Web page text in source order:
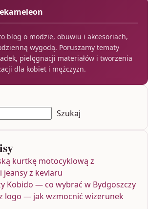
blog o modzie, obuwiu i akcesoriach,
wygodą. Poruszamy tematy
pielęgnacji materiałów i tworzenia
dla kobiet i mężczyzn.
Szukaj
kurtkę motocyklową z
jeansy z kevlaru
Kobido — co wybrać w Bydgoszczy
logo — jak wzmocnić wizerunek